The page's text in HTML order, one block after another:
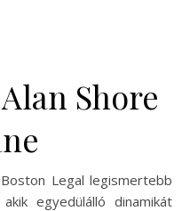
Shore
Legal legismertebb
egyedülálló dinamikát